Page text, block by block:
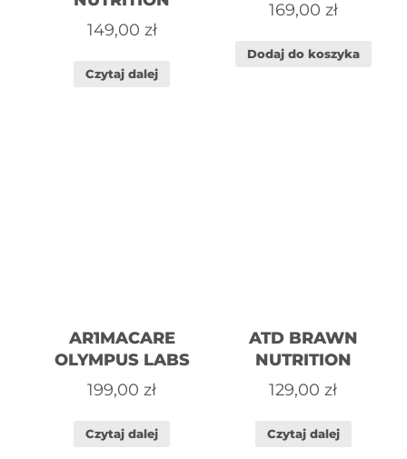
149,00 zł
Czytaj dalej
169,00 zł
Dodaj do koszyka
AR1MACARE
OLYMPUS LABS
199,00zł
Czytaj dalej
ATD BRAWN
NUTRITION
129,00zł
Czytaj dalej